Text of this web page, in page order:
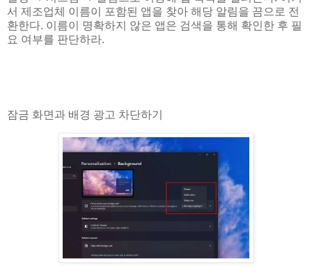
서 제조업체 이름이 포함된 앱을 찾아 해당 알림을 끔으로 전
환한다. 이름이 명확하지 않은 앱은 검색을 통해 확인한 후 필
요 여부를 판단하라.
잠금 화면과 배경 광고 차단하기